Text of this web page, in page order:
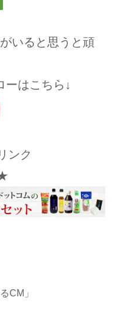
いると思うと頑
ーはこちら↓
ンク
CM」